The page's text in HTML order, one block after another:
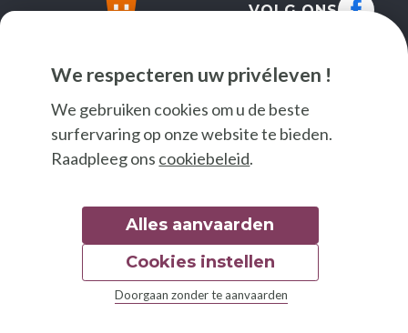
We respecteren uw privéleven !
We gebruiken cookies om u de beste
surfervaring op onze website te bieden.
Raadpleeg ons cookiebeleid.
Alles aanvaarden
Doorgaan zonder te aanvaarden
Cookies instellen
VOLG ONS
© 2026 Good Food
Wettelijke bepalingen